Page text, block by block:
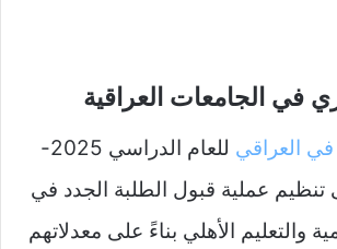
في الجامعات العراقية
العراقي
للعام الدراسي 2025-
تنظيم عملية قبول الطلبة الجدد في
والتعليم الأهلي بناءً على معدلاتهم